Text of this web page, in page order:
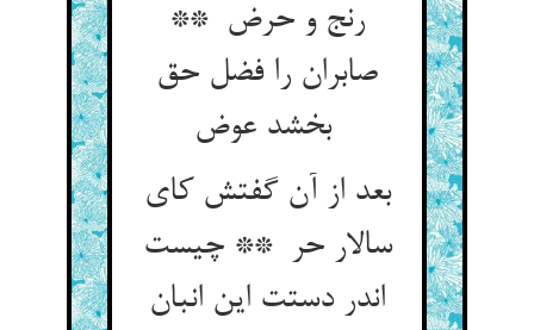
رنج و حرض **
صابران را فضل حق
بخشد عوض
بعد از آن گفتش کای
سالار حر ** چیست
اندر دستت این انبان